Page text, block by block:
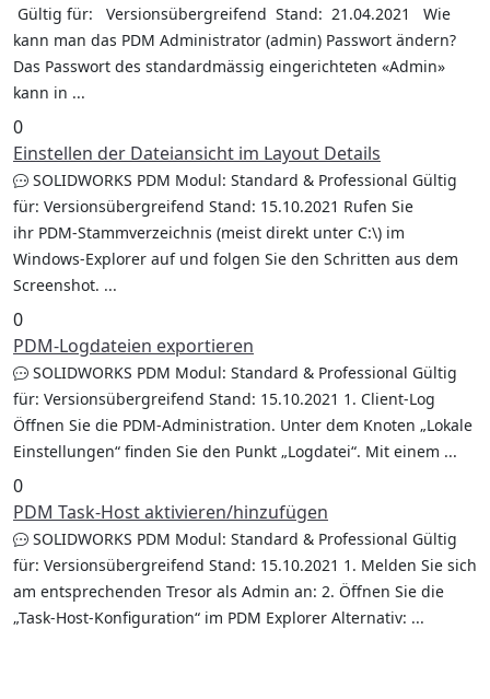
Gültig für: Versionsübergreifend Stand: 21.04.2021 Wie
kann man das PDM Administrator (admin) Passwort ändern?
Das Passwort des standardmässig eingerichteten «Admin»
kann in ...
0
Einstellen der Dateiansicht im Layout Details
SOLIDWORKS PDM Modul: Standard & Professional Gültig
für: Versionsübergreifend Stand: 15.10.2021 Rufen Sie
ihr PDM-Stammverzeichnis (meist direkt unter C:\) im
Windows-Explorer auf und folgen Sie den Schritten aus dem
Screenshot. ...
0
PDM-Logdateien exportieren
SOLIDWORKS PDM Modul: Standard & Professional Gültig
für: Versionsübergreifend Stand: 15.10.2021 1. Client-Log
Öffnen Sie die PDM-Administration. Unter dem Knoten „Lokale
Einstellungen“ finden Sie den Punkt „Logdatei“. Mit einem ...
0
PDM Task-Host aktivieren/hinzufügen
SOLIDWORKS PDM Modul: Standard & Professional Gültig
für: Versionsübergreifend Stand: 15.10.2021 1. Melden Sie sich
am entsprechenden Tresor als Admin an: 2. Öffnen Sie die
„Task-Host-Konfiguration“ im PDM Explorer Alternativ: ...